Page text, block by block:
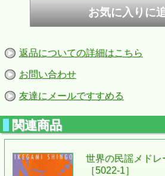
返品についての詳細はこちら
お問い合わせ
友達にメールですすめる
関連商品
世界の民謡メドレ
［5022-1］